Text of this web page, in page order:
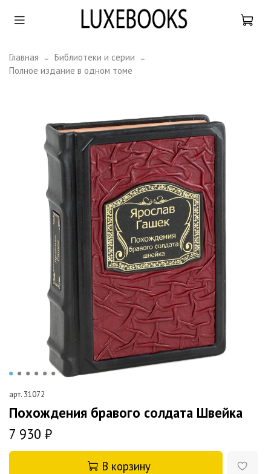
Главная
Библиотеки и серии
Полное издание в одном томе
арт. 31072
Похождения бравого солдата Швейка
7 930 ₽
В корзину